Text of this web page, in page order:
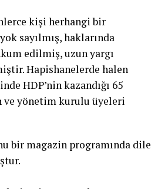
kişi herhangi bir
sayılmış, haklarında
edilmiş, uzun yargı
Hapishanelerde halen
HDP’nin kazandığı 65
ve yönetim kurulu üyeleri
bir magazin programında dile